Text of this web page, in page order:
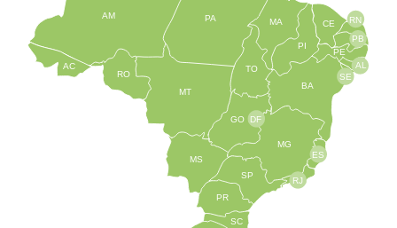
TO
BA
SE
PE
AL
RN
CE
PI
MA
PA
AM
AC
RO
MT
MS
GO
PR
SC
SP
MG
RJ
ES
DF
PB